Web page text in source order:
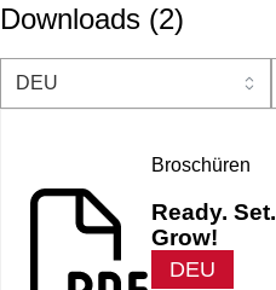
Downloads (2)
Broschüren
Ready. Set.
Grow!
DEU